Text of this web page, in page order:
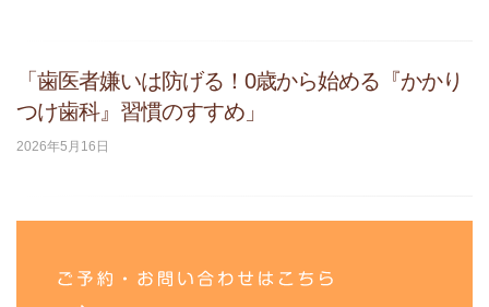
「歯医者嫌いは防げる！0歳から始める『かかり
つけ歯科』習慣のすすめ」
2026年5月16日